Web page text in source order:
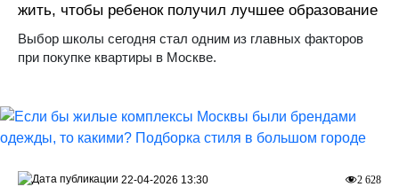
жить, чтобы ребенок получил лучшее образование
Выбор школы сегодня стал одним из главных факторов
при покупке квартиры в Москве.
2 628
22-04-2026 13:30